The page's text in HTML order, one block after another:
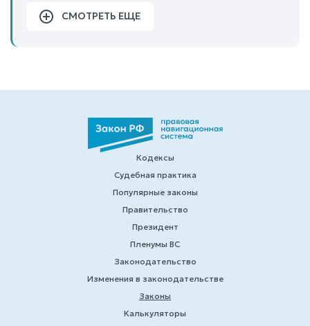
СМОТРЕТЬ ЕЩЕ
Кодексы
Судебная практика
Популярные законы
Правительство
Президент
Пленумы ВС
Законодательство
Изменения в законодательстве
Законы
Калькуляторы